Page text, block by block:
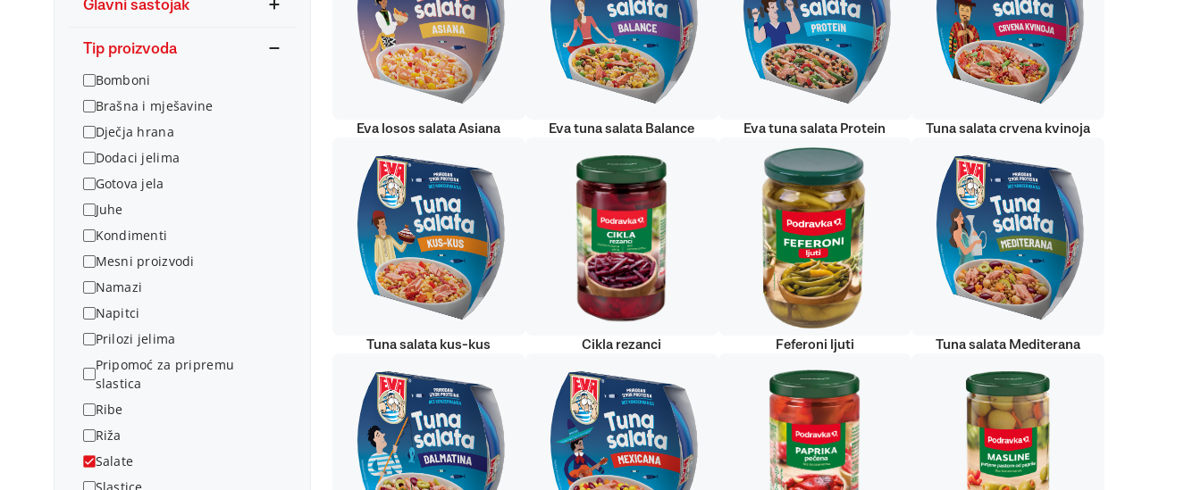
Glavni sastojak
Tip proizvoda
Bomboni
Brašna i mješavine
Dječja hrana
Dodaci jelima
Gotova jela
Juhe
Kondimenti
Mesni proizvodi
Namazi
Napitci
Prilozi jelima
Pripomoć za pripremu
slastica
Ribe
Riža
Salate
Eva losos salata Asiana Eva tuna salata Balance Eva tuna salata Protein Tuna salata crvena kvinoja
Tuna salata kus-kus Cikla rezanci Feferoni ljuti Tuna salata Mediterana